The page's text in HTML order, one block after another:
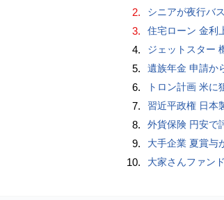
2. シニアが夜行バ
3. 住宅ローン 金利
4. ジェットスター
5. 遺族年金 申請か
6. トロン計画 米に
7. 習近平政権 日本
8. 外貨保険 円安で
9. 大手企業 夏賞与
10. 大家さんファン